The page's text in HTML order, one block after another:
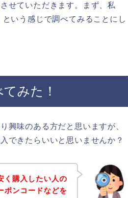
せていただきます。まず、私
いう感じで調べてみることにし
みた！
興味のある方だと思いますが、
できたらいいと思いませんか？
く購入したい人の
ポンコードなどを